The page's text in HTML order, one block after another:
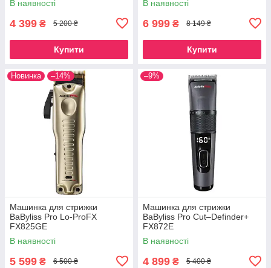
В наявності
4 399 ₴ 5 200 ₴
Купити
В наявності
6 999 ₴ 8 149 ₴
Купити
Новинка –14%
Машинка для стрижки
BaByliss Pro Lo-ProFX
FX825GE
В наявності
5 599 ₴ 6 500 ₴
–9%
Машинка для стрижки
BaByliss Pro Cut–Definder+
FX872E
В наявності
4 899 ₴ 5 400 ₴